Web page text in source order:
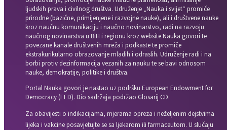
ljudskih prava i civilnog društva. Udruženje „Nauka i svijet“ promiče
prirodne (bazične, primijenjene i razvojne nauke), ali i društvene nauke
kroz naučnu komunikaciju i naučno novinarstvo, radi na razvoju
naučnog novinarstva u BiH i regionu kroz website Nauka govori te
povezane kanale društvenih mreža i podkaste te promiče
ekstrakurikularno obrazovanje mladih i odraslih. Udruženje radi i na
borbi protiv dezinformacija vezanih za nauku te se bavi odnosom
nauke, demokratije, politike i društva.
Portal Nauka govori je nastao uz podršku European Endowment for
Democracy (EED). Dio sadržaja podržao Glosarij CD.
Za obavijesti o indikacijama, mjerama opreza i neželjenim dejstvima
lijeka i vakcine posavjetujte se sa ljekarom ili farmaceutom. U slučaju